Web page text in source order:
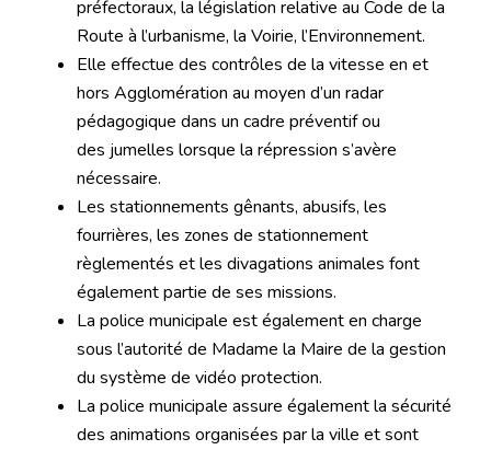
préfectoraux, la législation relative au Code de la
Route à l’urbanisme, la Voirie, l’Environnement.
Elle effectue des contrôles de la vitesse en et
hors Agglomération au moyen d’un radar
pédagogique dans un cadre préventif ou
des jumelles lorsque la répression s’avère
nécessaire.
Les stationnements gênants, abusifs, les
fourrières, les zones de stationnement
règlementés et les divagations animales font
également partie de ses missions.
La police municipale est également en charge
sous l’autorité de Madame la Maire de la gestion
du système de vidéo protection.
La police municipale assure également la sécurité
des animations organisées par la ville et sont